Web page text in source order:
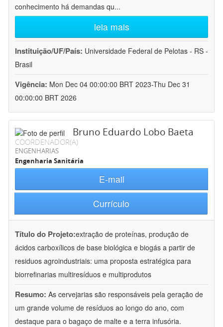
conhecimento há demandas qu...
leia mais
Instituição/UF/País: Universidade Federal de Pelotas - RS -
Brasil
Vigência: Mon Dec 04 00:00:00 BRT 2023-Thu Dec 31
00:00:00 BRT 2026
Bruno Eduardo Lobo Baeta
COORDENADOR(A)
ENGENHARIAS
Engenharia Sanitária
E-mail
Currículo
Título do Projeto:extração de proteínas, produção de
ácidos carboxílicos de base biológica e biogás a partir de
residuos agroindustriais: uma proposta estratégica para
biorrefinarias multiresíduos e multiprodutos
Resumo: As cervejarias são responsáveis pela geração de
um grande volume de resíduos ao longo do ano, com
destaque para o bagaço de malte e a terra infusória.